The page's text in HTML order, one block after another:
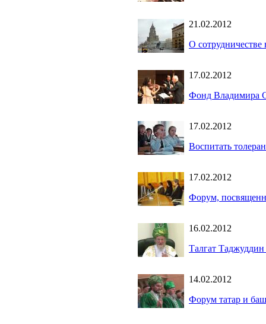
21.02.2012
О сотрудничестве
17.02.2012
Фонд Владимира
17.02.2012
Воспитать
17.02.2012
Форум,
16.02.2012
Талгат
14.02.2012
Форум татар и